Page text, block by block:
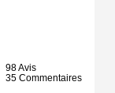
98 Avis
35 Commentaires